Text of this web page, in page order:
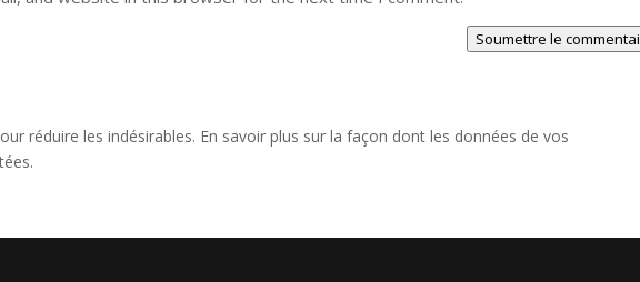
Soumettre le
réduire les indésirables. En savoir plus sur la façon dont les données de vos
.